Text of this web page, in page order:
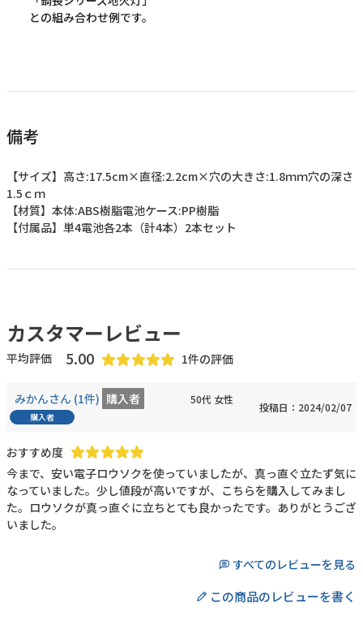
との組み合わせ例です。
備考
【サイズ】高さ:17.5cm×直径:2.2cm×穴の大きさ:1.8ｍｍ穴の深さ
1.5ｃｍ
【材質】本体:ABS樹脂電池ケース:PP樹脂
【付属品】単4電池各2本（計4本）2本セット
5.00 1
みかん 1
購入者
50代 女性
投稿日 2024/02/07
今まで、安い電子ロウソクを使っていましたが、真っ直ぐ立たず気に
なっていました。少し値段が高いですが、こちらを購入してみまし
た。ロウソクが真っ直ぐに立ちとても良かったです。ありがとうござ
いました。
すべてのレビューを見る